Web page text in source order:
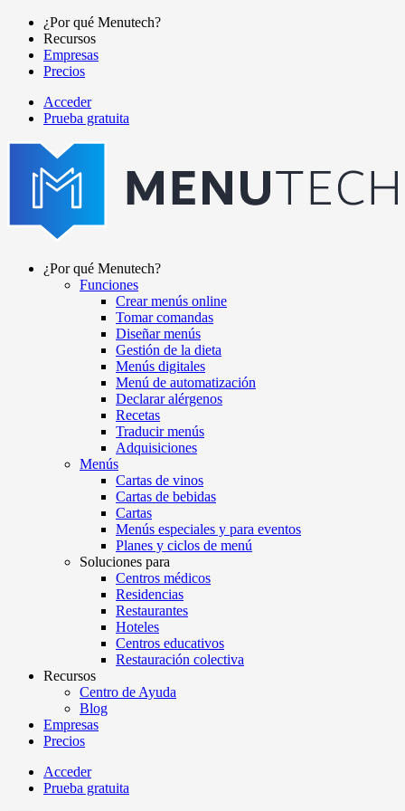
Pasar
contenido
principal
Main
navigation
¿Por qué Menutech?
Recursos
Empresas
Precios
menutech
navigation
Acceder
Prueba gratuita
navigation
¿Por qué Menutech?
Funciones
Crear menús online
Tomar comandas
Diseñar menús
Gestión de la dieta
Menús digitales
Menú de automatización
Declarar alérgenos
Recetas
Traducir menús
Adquisiciones
Menús
Cartas de vinos
Cartas de bebidas
Cartas
Menús especiales y para eventos
Planes y ciclos de menú
Soluciones para
Centros médicos
Residencias
Restaurantes
Hoteles
Centros educativos
Restauración colectiva
Recursos
Centro de Ayuda
Blog
Empresas
Precios
Menutech
Acceder
Prueba gratuita